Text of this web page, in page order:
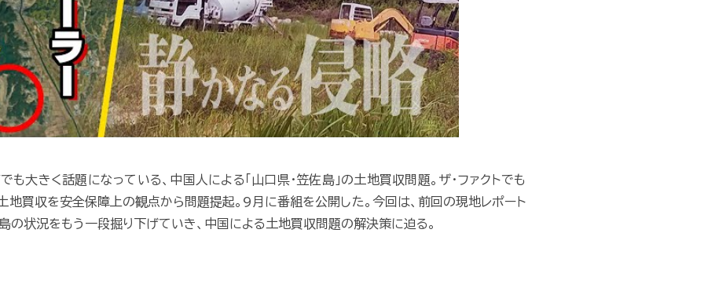
も大きく話題になっている、中国人による「山口県・笠佐島」の土地買収問題。ザ・ファクトでも
地買収を安全保障上の観点から問題提起。9月に番組を公開した。今回は、前回の現地レポート
の状況をもう一段掘り下げていき、中国による土地買収問題の解決策に迫る。